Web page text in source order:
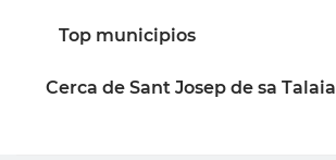
Top municipios
Cerca de Sant Josep de sa Talaia